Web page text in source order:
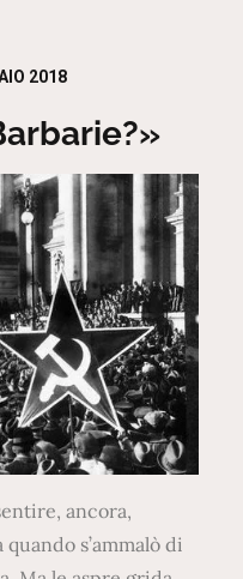
2018
ancora,
s’ammalò di